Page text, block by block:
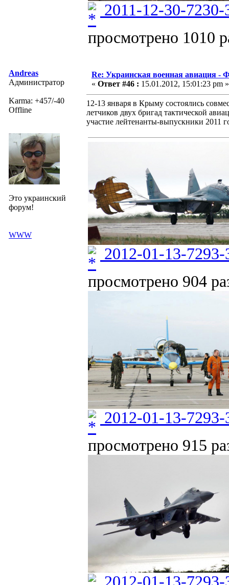
2011-12-30-
просмотрено 1010
Andreas
Администратор
Karma: +457/-40
Offline
Это украинский
форум!
WWW
Re: Украинская военная авиация -
« Ответ #46 : 15.01.2012, 15:01:23 pm »
12-13 января в Крыму состоялись
летчиков двух бригад тактической
участие лейтенанты-выпускники 2011
2012-01-13-
просмотрено 904
2012-01-13-
просмотрено 915